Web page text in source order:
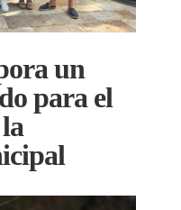
un
para el